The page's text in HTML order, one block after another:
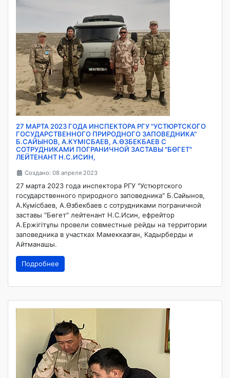
27 МАРТА 2023 ГОДА ИНСПЕКТОРА РГУ "УСТЮРТСКОГО
ГОСУДАРСТВЕННОГО ПРИРОДНОГО ЗАПОВЕДНИКА"
Б.САЙЫНОВ, А.КҮМІСБАЕВ, А.ӨЗБЕКБАЕВ С
СОТРУДНИКАМИ ПОГРАНИЧНОЙ ЗАСТАВЫ "БӨГЕТ"
ЛЕЙТЕНАНТ Н.С.ИСИН,
Создано: 08 апреля 2023
27 марта 2023 года инспектора РГУ "Устюртского
государственного природного заповедника" Б.Сайынов,
А.Күмісбаев, А.Өзбекбаев с сотрудниками пограничной
заставы "Бөгет" лейтенант Н.С.Исин, ефрейтор
А.Ержігітұлы провели совместные рейды на территории
заповедника в участках Мамекказған, Кадырберды и
Айтманашы.
Подробнее